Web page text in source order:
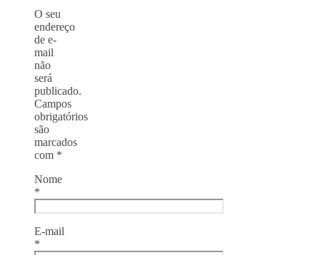
O seu
endereço
de e-
mail
não
será
publicado.
Campos
obrigatórios
são
marcados
com *
Nome
*
E-mail
*